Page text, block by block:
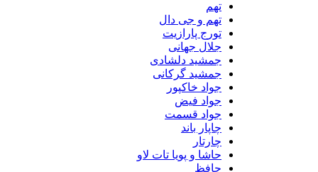
تهم و جی دال
تورج پارازیت
جلال جهانی
جمشید دلشادی
جمشید گرکانی
جواد خاکپور
جواد فیض
جواد قسمت
چاپار باند
حاشا و پویا تات لاو